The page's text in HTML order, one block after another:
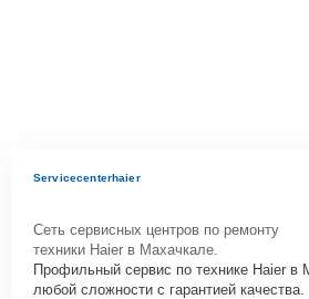
Servicecenterhaier
Сеть сервисных центров по ремонту
техники Haier в Махачкале.
Профильный сервис по технике Haier в
любой сложности с гарантией качества.